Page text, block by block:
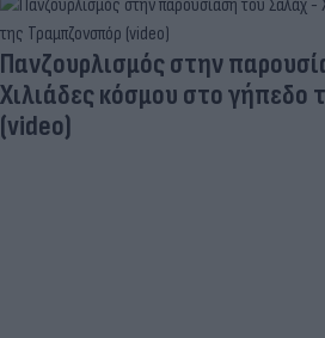
Πανζουρλισμός στην
Χιλιάδες κόσμου στο γήπεδο
(video)